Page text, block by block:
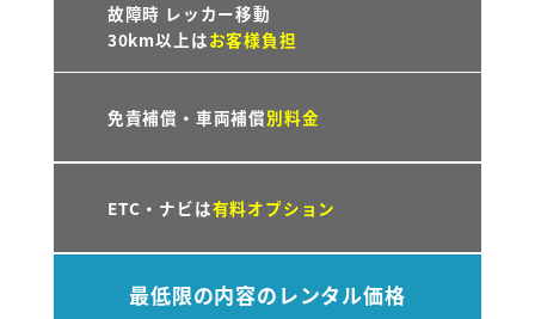
故障時 レッカー移動
30km以上はお客様負担
免責補償・車両補償別料金
ETC・ナビは有料オプション
最低限の内容のレンタル価格